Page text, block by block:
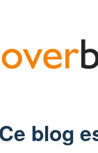
Ce blog